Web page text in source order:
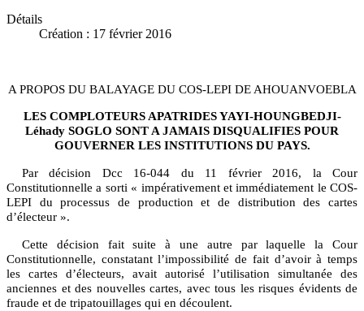
Détails
Création : 17 février 2016
A PROPOS DU BALAYAGE DU COS-LEPI DE AHOUANVOEBLA
LES COMPLOTEURS APATRIDES YAYI-HOUNGBEDJI-
Léhady SOGLO SONT A JAMAIS DISQUALIFIES POUR
GOUVERNER LES INSTITUTIONS DU PAYS.
Par décision Dcc 16-044 du 11 février 2016, la Cour
Constitutionnelle a sorti « impérativement et immédiatement le COS-
LEPI du processus de production et de distribution des cartes
d’électeur ».
Cette décision fait suite à une autre par laquelle la Cour
Constitutionnelle, constatant l’impossibilité de fait d’avoir à temps
les cartes d’électeurs, avait autorisé l’utilisation simultanée des
anciennes et des nouvelles cartes, avec tous les risques évidents de
fraude et de tripatouillages qui en découlent.